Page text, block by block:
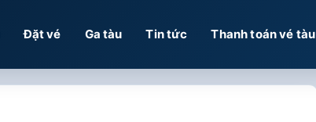
Đặt vé Ga tàu Tin tức Thanh toán vé tàu